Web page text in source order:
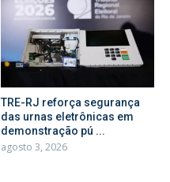
TRE-RJ reforça segurança
das urnas eletrônicas em
demonstração pú ...
agosto 3, 2026